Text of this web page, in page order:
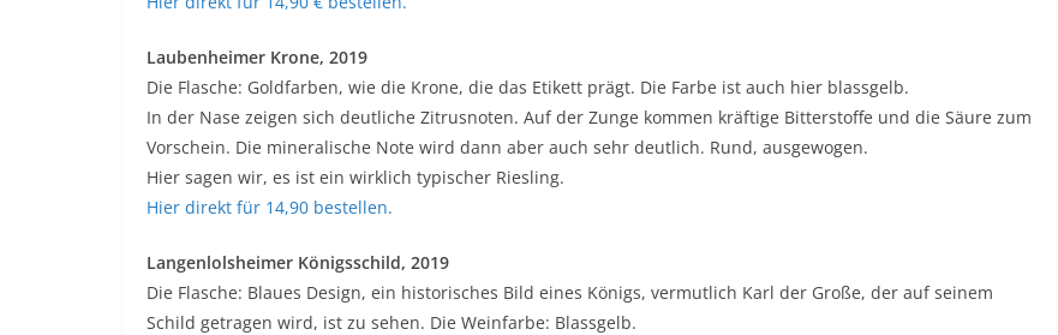
Laubenheimer Krone, 2019
Die Flasche: Goldfarben, wie die Krone, die das Etikett prägt. Die Farbe ist auch hier blassgelb.
In der Nase zeigen sich deutliche Zitrusnoten. Auf der Zunge kommen kräftige Bitterstoffe und die Säure zum
Vorschein. Die mineralische Note wird dann aber auch sehr deutlich. Rund, ausgewogen.
Hier sagen wir, es ist ein wirklich typischer Riesling.
Hier direkt für 14,90 bestellen.
Langenlolsheimer Königsschild, 2019
Die Flasche: Blaues Design, ein historisches Bild eines Königs, vermutlich Karl der Große, der auf seinem
Schild getragen wird, ist zu sehen. Die Weinfarbe: Blassgelb.